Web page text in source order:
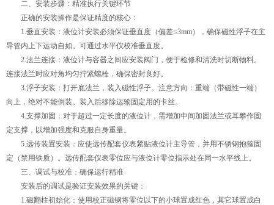
二、安装步骤：精准执行关键环节
正确的安装操作是保证精度的核心：
1.垂直安装：液位计安装必须保证垂直度（偏差≤3mm），确保磁性浮子在主
导管内上下运动自如。可通过水平仪校准垂直度。
2.法兰连接：液位计与容器之间应安装阀门，便于检修和清洗时切断物料。
连接法兰时应对角均匀拧紧螺栓，确保密封良好。
3.浮子安装：打开底法兰，装入磁性浮子。注意方向：重端（带磁性一端）
向上，绝对不能倒装。装入后移除运输固定用的卡丝。
4.支撑加固：对于超过一定长度的液位计，需增加中间加固法兰或耳攀作固
定支撑，以增加强度和克服自身重量。
5.远传装置安装：应使远传配套仪表紧贴液位计主导管，并用不锈钢抱箍固
定（禁用铁质）。远传配套仪表零位应与液位计零位指示处在同一水平线上。
三、调试与校准：确保运行精准
安装后的调试是验证安装效果的关键：
1.磁翻柱初始化：使用校正磁钢将零位以下的小球置成红色，其它球置成白